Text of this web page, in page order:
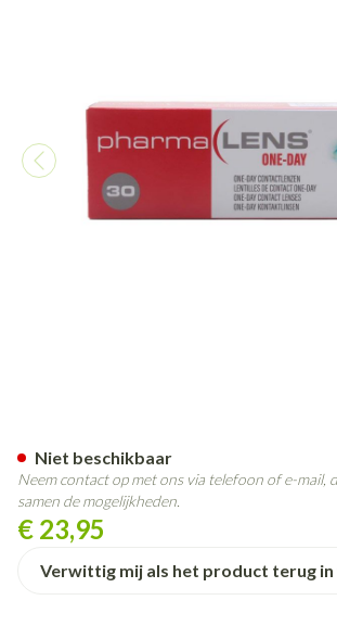
€ 23,95
Verwittig mij als het product terug
Niet beschikbaar
Neem contact op met ons via telefoon of e-mail,
samen de mogelijkheden.